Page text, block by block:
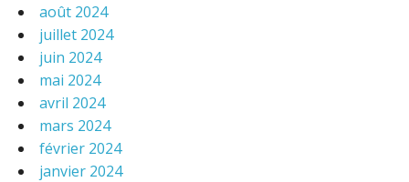
août 2024
juillet 2024
juin 2024
mai 2024
avril 2024
mars 2024
février 2024
janvier 2024